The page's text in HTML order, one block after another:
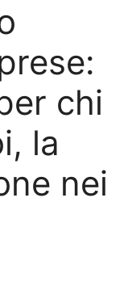
chi
la
nei